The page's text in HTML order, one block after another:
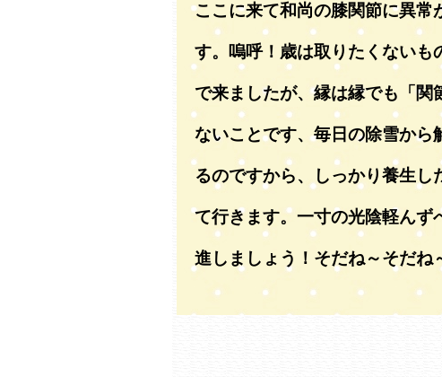
ここに来て和尚の膝関節に異常
す。嗚呼！歳は取りたくないも
で来ましたが、縁は縁でも「関
ないことです、毎日の除雪から
るのですから、しっかり養生
て行きます。一寸の光陰軽んず
進しましょう！そだね～そだ